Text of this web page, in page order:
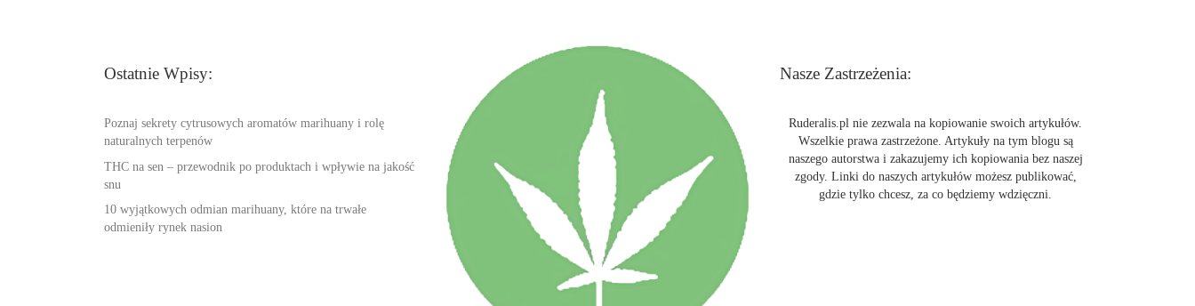
Ostatnie Wpisy:
Poznaj sekrety cytrusowych aromatów marihuany i rolę
naturalnych terpenów
THC na sen – przewodnik po produktach i wpływie na jakość
snu
10 wyjątkowych odmian marihuany, które na trwałe
odmieniły rynek nasion
Nasze Zastrzeżenia:
Ruderalis.pl nie zezwala na kopiowanie swoich artykułów.
Wszelkie prawa zastrzeżone. Artykuły na tym blogu są
naszego autorstwa i zakazujemy ich kopiowania bez naszej
zgody. Linki do naszych artykułów możesz publikować,
gdzie tylko chcesz, za co będziemy wdzięczni.